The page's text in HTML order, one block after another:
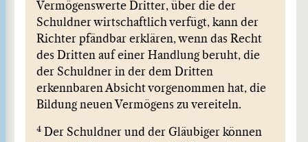
Vermögenswerte Dritter, über die der
Schuldner wirtschaftlich verfügt, kann der
Richter pfändbar erklären, wenn das Recht
des Dritten auf einer Handlung beruht, die
der Schuldner in der dem Dritten
erkennbaren Absicht vorgenommen hat, die
Bildung neuen Vermögens zu vereiteln.
4 Der Schuldner und der Gläubiger können